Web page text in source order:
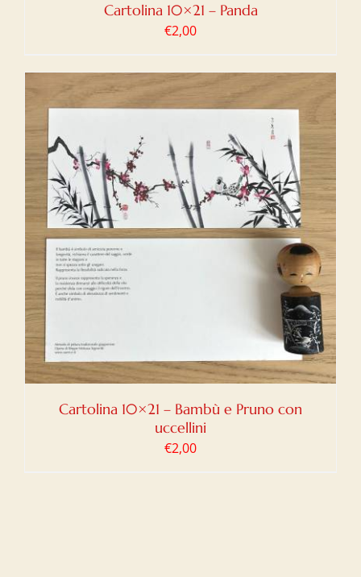
Cartolina 10×21 – Panda
€2,00
Cartolina 10×21 – Bambù e Pruno con
uccellini
€2,00